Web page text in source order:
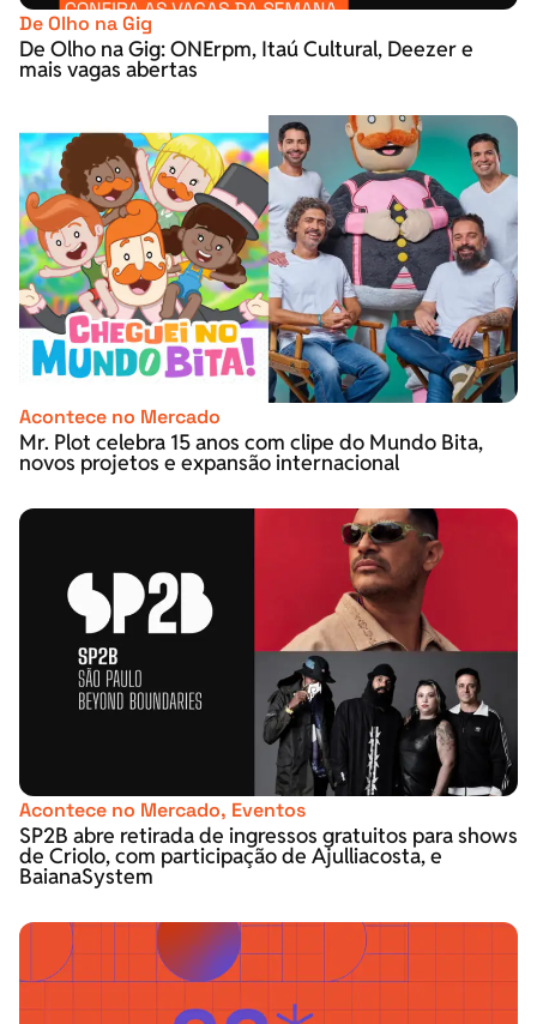
De Olho na Gig
De Olho na Gig: ONErpm, Itaú Cultural, Deezer e
mais vagas abertas
Acontece no Mercado
Mr. Plot celebra 15 anos com clipe do Mundo Bita,
novos projetos e expansão internacional
Acontece no Mercado, Eventos
SP2B abre retirada de ingressos gratuitos para shows
de Criolo, com participação de Ajulliacosta, e
BaianaSystem